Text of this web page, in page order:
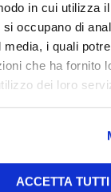
in cui utilizza
occupano di
media, i quali
che ha fornito
dei loro
ACCETTA TUTTI